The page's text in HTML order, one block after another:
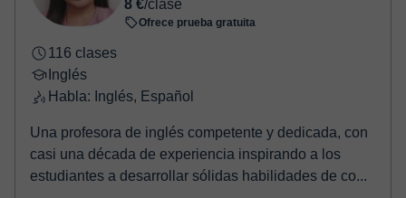
8 €/clase
Ofrece prueba gratuita
116 clases
Inglés
Habla: Inglés, Español
Una profesora de inglés competente y dedicada, con
casi una década de experiencia inspirando a los
estudiantes a desarrollar sólidas habilidades de co...